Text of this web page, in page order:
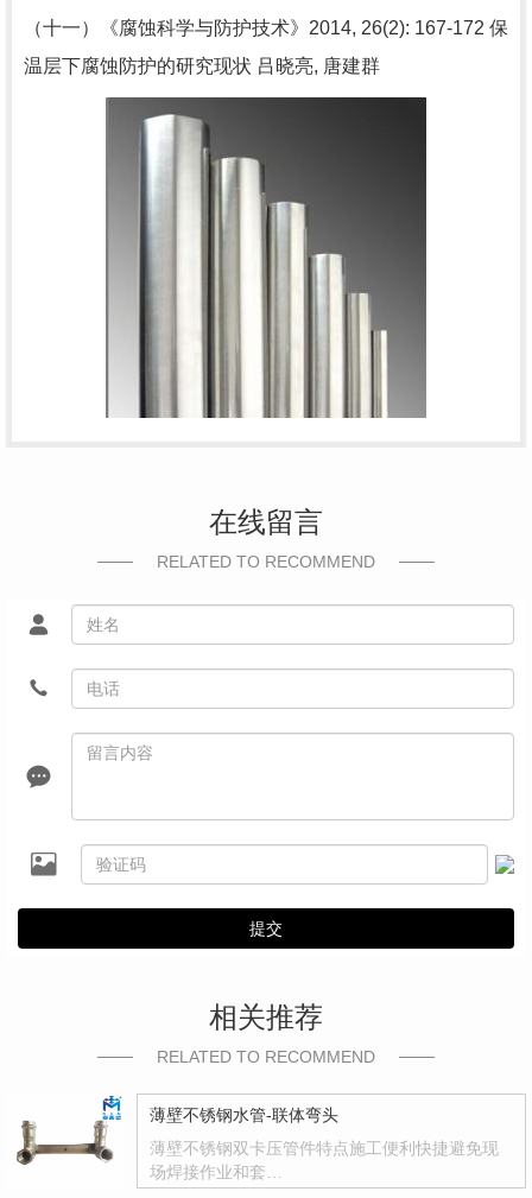
（十一）《腐蚀科学与防护技术》2014, 26(2): 167-172 保
温层下腐蚀防护的研究现状 吕晓亮, 唐建群
在线留言
RELATED TO RECOMMEND
提交
相关推荐
RELATED TO RECOMMEND
薄壁不锈钢水管-联体弯头
薄壁不锈钢双卡压管件特点施工便利快捷避免现
场焊接作业和套…